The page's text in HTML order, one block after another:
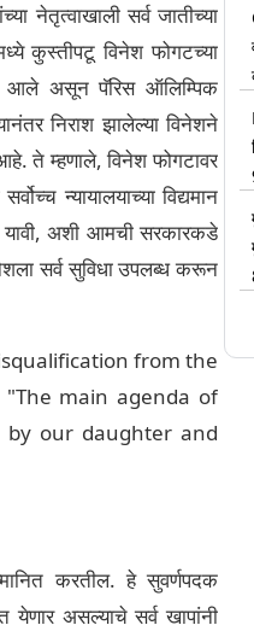
नेतृत्वाखाली सर्व जातीच्या
कुस्तीपटू विनेश फोगटच्या
आले असून पॅरिस ऑलिम्पिक
निराश झालेल्या विनेशने
ते म्हणाले, विनेश फोगटावर
न्यायालयाच्या विद्यमान
यावी, अशी आमची सरकारकडे
सर्व सुविधा उपलब्ध करून
from the
"The main agenda of
by our daughter and
करतील. हे सुवर्णपदक
येणार असल्याचे सर्व खापांनी